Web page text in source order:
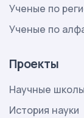
Ученые по
Ученые по
Проекты
Научные школы
История науки